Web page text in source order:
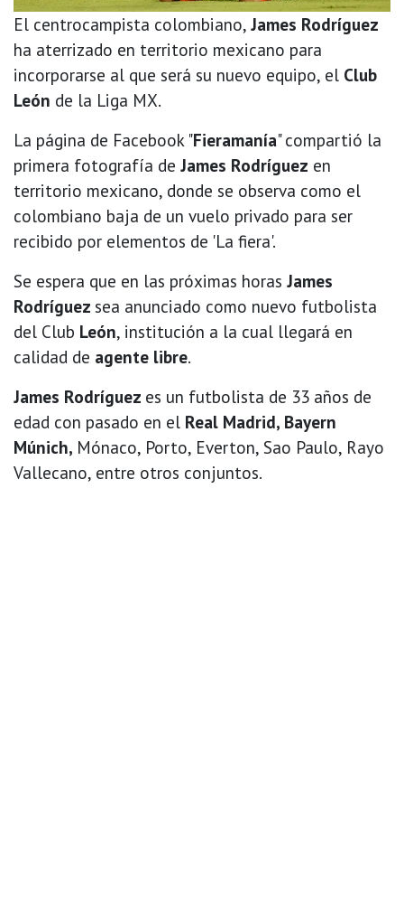
El centrocampista colombiano, James Rodríguez
ha aterrizado en territorio mexicano para
incorporarse al que será su nuevo equipo, el Club
León de la Liga MX.
La página de Facebook "Fieramanía" compartió la
primera fotografía de James Rodríguez en
territorio mexicano, donde se observa como el
colombiano baja de un vuelo privado para ser
recibido por elementos de 'La fiera'.
Se espera que en las próximas horas James
Rodríguez sea anunciado como nuevo futbolista
del Club León, institución a la cual llegará en
calidad de agente libre.
James Rodríguez es un futbolista de 33 años de
edad con pasado en el Real Madrid, Bayern
Múnich, Mónaco, Porto, Everton, Sao Paulo, Rayo
Vallecano, entre otros conjuntos.